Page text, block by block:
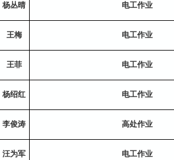
杨丛晴 电工作业
王梅 电工作业
王菲 电工作业
杨绍红 电工作业
李俊涛 高处作业
汪为军 电工作业